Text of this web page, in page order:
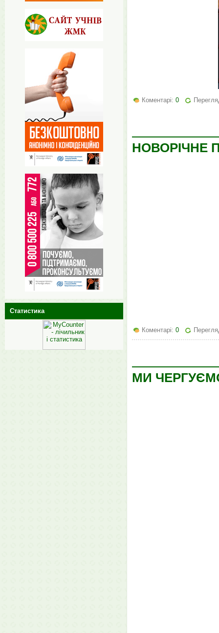
Коментарі: 0
НОВОРІЧНЕ
Коментарі: 0
МИ
Статистика